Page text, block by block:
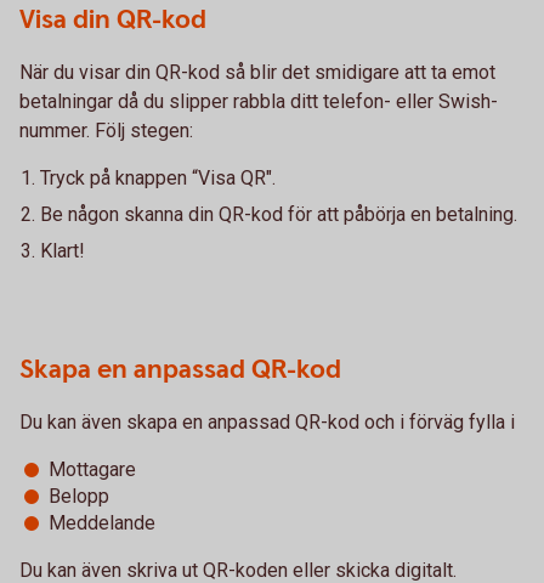
Visa din QR-kod
När du visar din QR-kod så blir det smidigare att ta emot
betalningar då du slipper rabbla ditt telefon- eller Swish-
nummer. Följ stegen:
Tryck på knappen “Visa QR".
Be någon skanna din QR-kod för att påbörja en betalning.
Klart!
Skapa en anpassad QR-kod
Du kan även skapa en anpassad QR-kod och i förväg fylla i
Mottagare
Belopp
Meddelande
Du kan även skriva ut QR-koden eller skicka digitalt.